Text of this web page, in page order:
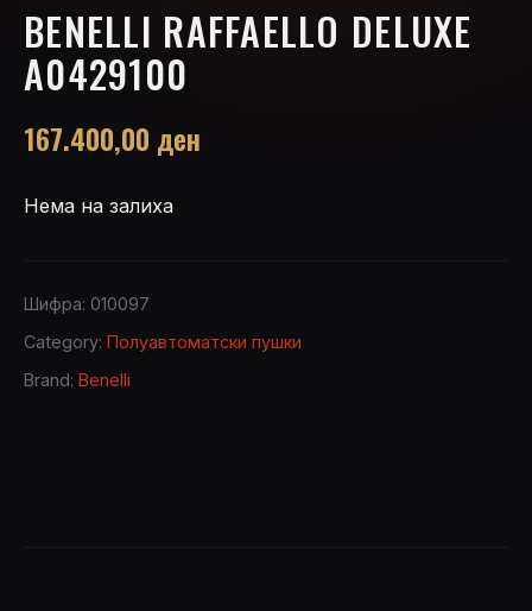
BENELLI RAFFAELLO DELUXE
A0429100
167.400,00 ден
Нема на залиха
Шифра: 010097
Category: Полуавтоматски пушки
Brand: Benelli